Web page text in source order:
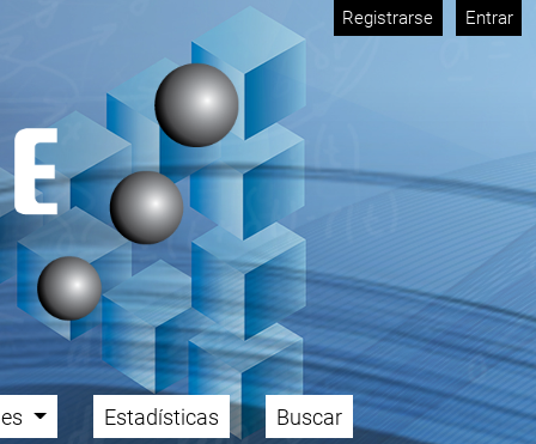
Registrarse Entrar
Estadísticas Buscar